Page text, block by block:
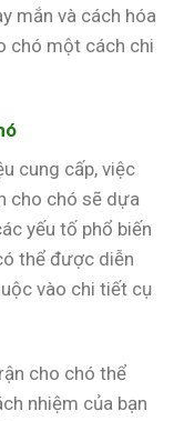
mắn và cách hóa
chó một cách chi
cung cấp, việc
cho chó sẽ dựa
yếu tố phổ biến
thể được diễn
vào chi tiết cụ
cho chó thể
nhiệm của bạn